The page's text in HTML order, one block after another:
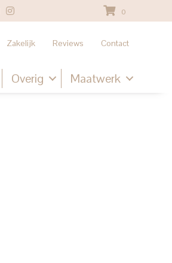
0
Zakelijk Reviews Contact
Overig Maatwerk